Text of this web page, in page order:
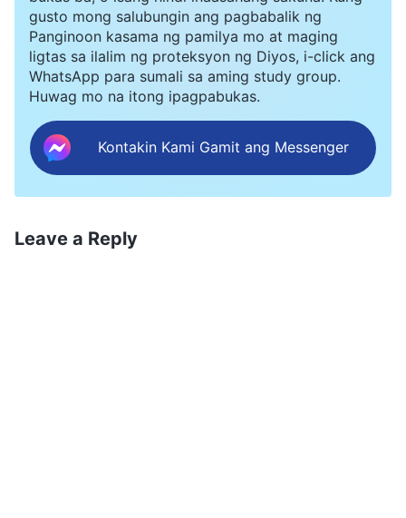
gusto mong salubungin ang pagbabalik ng
Panginoon kasama ng pamilya mo at maging
ligtas sa ilalim ng proteksyon ng Diyos, i-click ang
WhatsApp para sumali sa aming study group.
Huwag mo na itong ipagpabukas.
Kontakin Kami Gamit ang Messenger
Leave a Reply